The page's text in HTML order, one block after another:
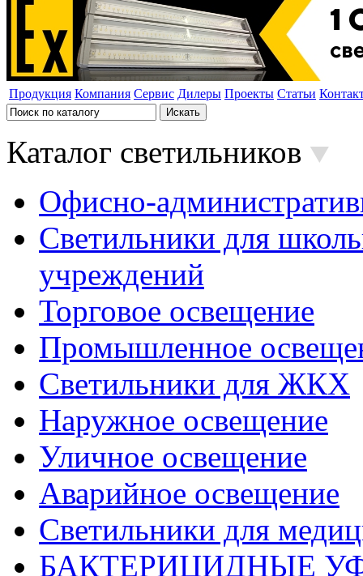
Продукция Компания Сервис Дилеры Проекты Статьи
Каталог светильников
Офисно-
Светильники для
учреждений
Торговое освещение
Промышленное
Светильники для ЖКХ
Наружное освещение
Уличное освещение
Аварийное освещение
Светильники для
БАКТЕРИЦИДНЫЕ